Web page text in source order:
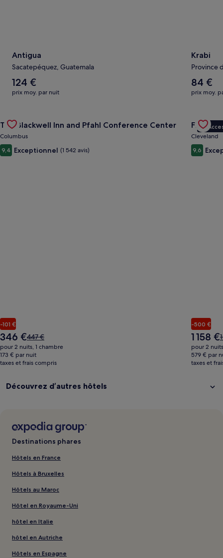
Antigua
Sacatepéquez, Guatemala
Le
tarif
moyen
est
de
124 €
124 €
prix moy. par nuit
Krabi
Province
Le
tarif
moyen
est
de
84 €
84 €
prix moy.
Gallery
Carousel
The Blackwell Inn and Pfahl Conference Center
Columbus
9,4 Exceptionnel (1 542 avis)
-101 €
Le
nouveau
prix
est
346 €Le
prix
était
de
plus
tarif
standard.
447 €
pour 2 nuits, 1 chambre
173 € par nuit
taxes et frais compris
Gallery
VIP
Fidelity
Cleveland
9,6
-500 €
Le
nouveau
prix
est
1 158 €
pour 2
579 € par
taxes et
Découvrez d’autres hôtels
Destinations phares
Hôtels en France
Hôtels à Bruxelles
Hôtels au Maroc
Hôtel en Royaume-Uni
hôtel en Italie
hôtel en Autriche
Hôtels en Espagne